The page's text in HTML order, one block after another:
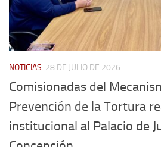
NOTICIAS 28 DE JULIO DE 2026
Comisionadas del
Prevención de la Tortura
institucional al Palacio de